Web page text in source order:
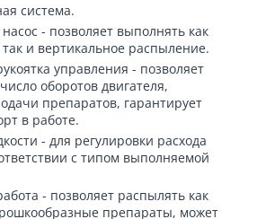
система.
- позволяет выполнять как
и вертикальное распыление.
управления - позволяет
оборотов двигателя,
препаратов, гарантирует
в работе.
- для регулировки расхода
с типом выполняемой
- позволяет распылять как
препараты, может